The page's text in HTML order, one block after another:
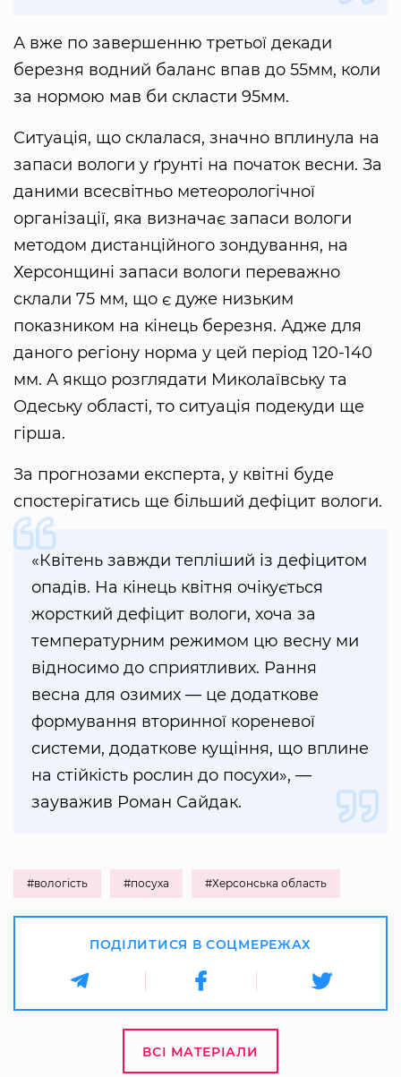
А вже по завершенню третьої декади
березня водний баланс впав до 55мм, коли
за нормою мав би скласти 95мм.
Ситуація, що склалася, значно вплинула на
запаси вологи у ґрунті на початок весни. За
даними всесвітньо метеорологічної
організації, яка визначає запаси вологи
методом дистанційного зондування, на
Херсонщині запаси вологи переважно
склали 75 мм, що є дуже низьким
показником на кінець березня. Адже для
даного регіону норма у цей період 120-140
мм. А якщо розглядати Миколаївську та
Одеську області, то ситуація подекуди ще
гірша.
За прогнозами експерта, у квітні буде
спостерігатись ще більший дефіцит вологи.
«Квітень завжди тепліший із дефіцитом
опадів. На кінець квітня очікується
жорсткий дефіцит вологи, хоча за
температурним режимом цю весну ми
відносимо до сприятливих. Рання
весна для озимих — це додаткове
формування вторинної кореневої
системи, додаткове кущіння, що вплине
на стійкість рослин до посухи», —
зауважив Роман Сайдак.
#вологість #посуха #Херсонська область
ПОДІЛИТИСЯ В СОЦМЕРЕЖАХ
ВСІ МАТЕРІАЛИ